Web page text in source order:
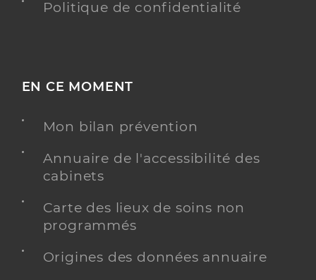
Politique de confidentialité
EN CE MOMENT
Mon bilan prévention
Annuaire de l'accessibilité des
cabinets
Carte des lieux de soins non
programmés
Origines des données annuaire